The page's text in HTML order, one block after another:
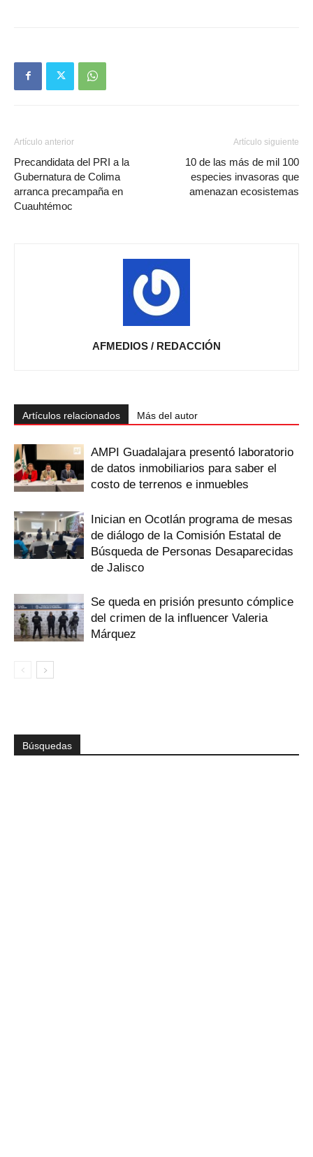
Artículo anterior
Precandidata del PRI a la
Gubernatura de Colima
arranca precampaña en
Cuauhtémoc
Artículo siguiente
10 de las más de mil 100
especies invasoras que
amenazan ecosistemas
AFMEDIOS / REDACCIÓN
Artículos relacionados Más del autor
AMPI Guadalajara presentó laboratorio
de datos inmobiliarios para saber el
costo de terrenos e inmuebles
Inician en Ocotlán programa de mesas
de diálogo de la Comisión Estatal de
Búsqueda de Personas Desaparecidas
de Jalisco
Se queda en prisión presunto cómplice
del crimen de la influencer Valeria
Márquez
Búsquedas